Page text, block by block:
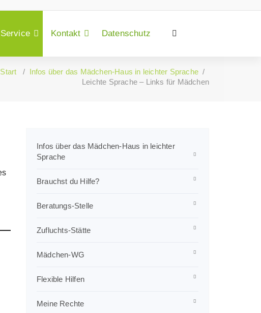
Service Kontakt Datenschutz
Start / Infos über das Mädchen-Haus in leichter Sprache /
Leichte Sprache – Links für Mädchen
Infos über das Mädchen-Haus in leichter
Sprache
Brauchst du Hilfe?
Beratungs-Stelle
Zufluchts-Stätte
Mädchen-WG
Flexible Hilfen
Meine Rechte